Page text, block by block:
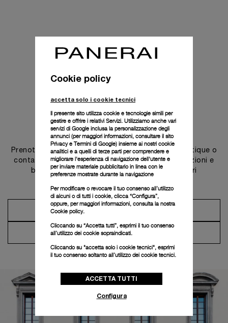
Contattaci
Prenota un appuntamento in una delle nostre boutique o
contatta il nostro concierge per scoprire le collezioni e
beneficiare dei consigli e dei servizi dei nostri
Prendi un appuntamento
Contatta il concierge
Cookie policy
accetta solo i cookie tecnici
Il presente sito utilizza cookie e tecnologie simili per
gestire e offrire i relativi Servizi. Utilizziamo anche vari
servizi di Google inclusa la personalizzazione degli
annunci (per maggiori informazioni, consultare il sito
Privacy e Termini di Google) insieme ai nostri cookie
analitici e a quelli di terze parti per comprendere e
migliorare l'esperienza di navigazione dell'utente e
per inviare materiale pubblicitario in linea con le
preferenze mostrate durante la navigazione
Per modificare o revocare il tuo consenso all’utilizzo
di alcuni o di tutti i cookie, clicca “Configura”,
oppure, per maggiori informazioni, consulta la nostra
Cookie policy.
Cliccando su “Accetta tutti”, esprimi il tuo consenso
all’utilizzo dei cookie sopraindicati.
Cliccando su "accetta solo i cookie tecnici", esprimi
il tuo consenso soltanto all’utilizzo dei cookie tecnici.
ACCETTA TUTTI
Configura